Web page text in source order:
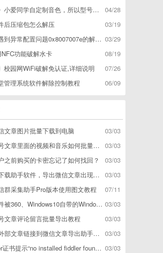
04/28
爱同学自定制音色，所以型号通用，不用root
03/19
后压缩包怎么解压
03/29
异常配置问题0x8007007e的解决方
08/19
功能破解水卡
07/26
校园网WiFi破解免认证,详细说明
06/09
管理系统软件解除控制教程
03/03
文章图片批量下载到电脑
03/03
里面的视频和音乐如何批量下载到电脑上
03/03
之前购买的卡密忘记了如何找回？
03/03
软件，导出微信文章出现「导出失败*篇」如何解决
07/11
群采集助手Pro版本使用图文教程
03/03
自带的Windows Defender、腾讯管家等杀毒软件误删了怎么解决
03/03
文章评论留言批量导出教程
03/03
链接到微信文章导出助手批量下载，附上3种方式
03/03
示“no installed fiddler found”或开启代理ip失败